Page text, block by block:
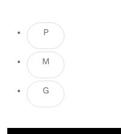
P
M
G